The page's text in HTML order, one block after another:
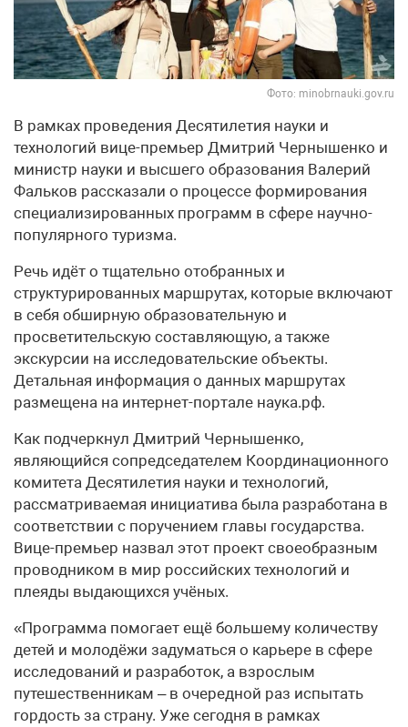
Фото: minobrnauki.gov.ru
В рамках проведения Десятилетия науки и
технологий вице-премьер Дмитрий Чернышенко и
министр науки и высшего образования Валерий
Фальков рассказали о процессе формирования
специализированных программ в сфере научно-
популярного туризма.
Речь идёт о тщательно отобранных и
структурированных маршрутах, которые включают
в себя обширную образовательную и
просветительскую составляющую, а также
экскурсии на исследовательские объекты.
Детальная информация о данных маршрутах
размещена на интернет-портале наука.рф.
Как подчеркнул Дмитрий Чернышенко,
являющийся сопредседателем Координационного
комитета Десятилетия науки и технологий,
рассматриваемая инициатива была разработана в
соответствии с поручением главы государства.
Вице-премьер назвал этот проект своеобразным
проводником в мир российских технологий и
плеяды выдающихся учёных.
«Программа помогает ещё большему количеству
детей и молодёжи задуматься о карьере в сфере
исследований и разработок, а взрослым
путешественникам – в очередной раз испытать
гордость за страну. Уже сегодня в рамках